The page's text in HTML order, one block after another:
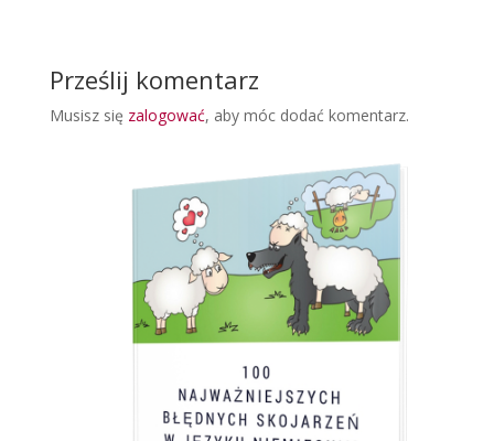
Prześlij komentarz
Musisz się zalogować, aby móc dodać komentarz.